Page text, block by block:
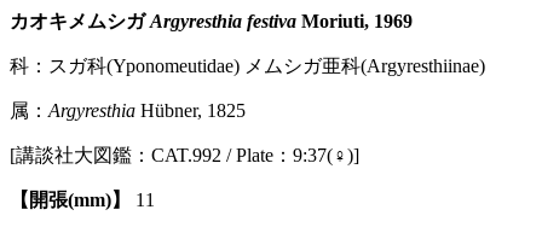
カオキメムシガArgyresthia festiva Moriuti, 1969
科：スガ科(Yponomeutidae) メムシガ亜科(Argyresthiinae)
属： Argyresthia Hübner, 1825
[講談社大図鑑：CAT.992 / Plate：9:37(♀)]
【開張(mm)】 11